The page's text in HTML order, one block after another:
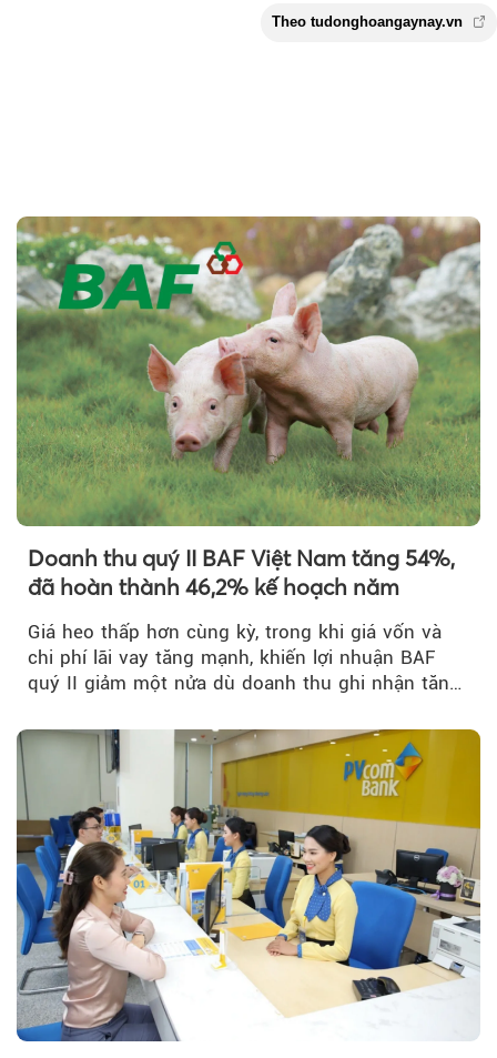
Theo
Doanh thu quý II BAF Việt Nam tăng 54%,
đã hoàn thành 46,2% kế hoạch năm
Giá heo thấp hơn cùng kỳ, trong khi giá vốn và
chi phí lãi vay tăng mạnh, khiến lợi nhuận BAF
quý II giảm một nửa dù doanh thu ghi nhận tăng